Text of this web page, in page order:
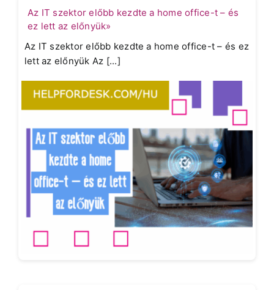
Az IT szektor előbb kezdte a home office-t – és
ez lett az előnyük»
Az IT szektor előbb kezdte a home office-t – és ez
lett az előnyük Az [...]